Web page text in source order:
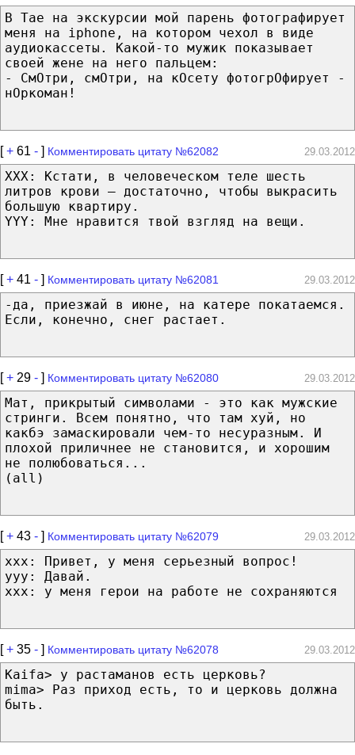
В Тае на экскурсии мой парень фотографирует
меня на iphone, на котором чехол в виде
аудиокассеты. Какой-то мужик показывает
своей жене на него пальцем:
- СмОтри, смОтри, на кОсету фотогрОфирует -
нОркоман!
[+ 61 - ] Комментировать цитату №62082 29.03.2012
XXX: Кстати, в человеческом теле шесть
литров крови — достаточно, чтобы выкрасить
большую квартиру.
YYY: Мне нравится твой взгляд на вещи.
[+ 41 - ] Комментировать цитату №62081 29.03.2012
-да, приезжай в июне, на катере покатаемся.
Если, конечно, снег растает.
[+ 29 - ] Комментировать цитату №62080 29.03.2012
Мат, прикрытый символами - это как мужские
стринги. Всем понятно, что там хуй, но
какбэ замаскировали чем-то несуразным. И
плохой приличнее не становится, и хорошим
не полюбоваться...
(all)
[+ 43 - ] Комментировать цитату №62079 29.03.2012
xxx: Привет, у меня серьезный вопрос!
yyy: Давай.
ххх: у меня герои на работе не сохраняются
[+ 35 - ] Комментировать цитату №62078 29.03.2012
Kaifa> у растаманов есть церковь?
mima> Раз приход есть, то и церковь должна
быть.